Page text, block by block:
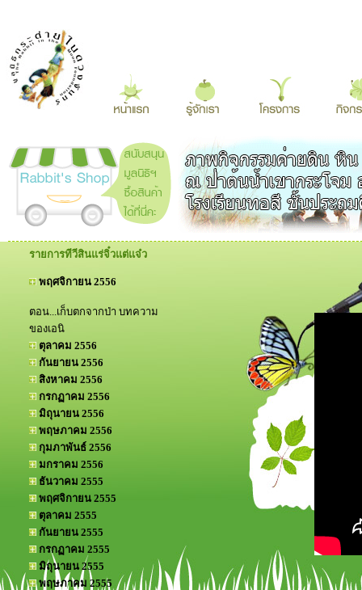
รายการทีวีสินแร่จิ๋วแต่แจ๋ว
พฤศจิกายน 2556
ตอน...เก็บตกจากป่า บทความ
ของเอนิ
ตุลาคม 2556
กันยายน 2556
สิงหาคม 2556
กรกฏาคม 2556
มิถุนายน 2556
พฤษภาคม 2556
กุมภาพันธ์ 2556
มกราคม 2556
ธันวาคม 2555
พฤศจิกายน 2555
ตุลาคม 2555
กันยายน 2555
กรกฏาคม 2555
มิถุนายน 2555
พฤษภาคม 2555